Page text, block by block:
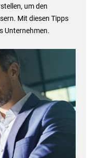
um den
Mit diesen Tipps
Unternehmen.